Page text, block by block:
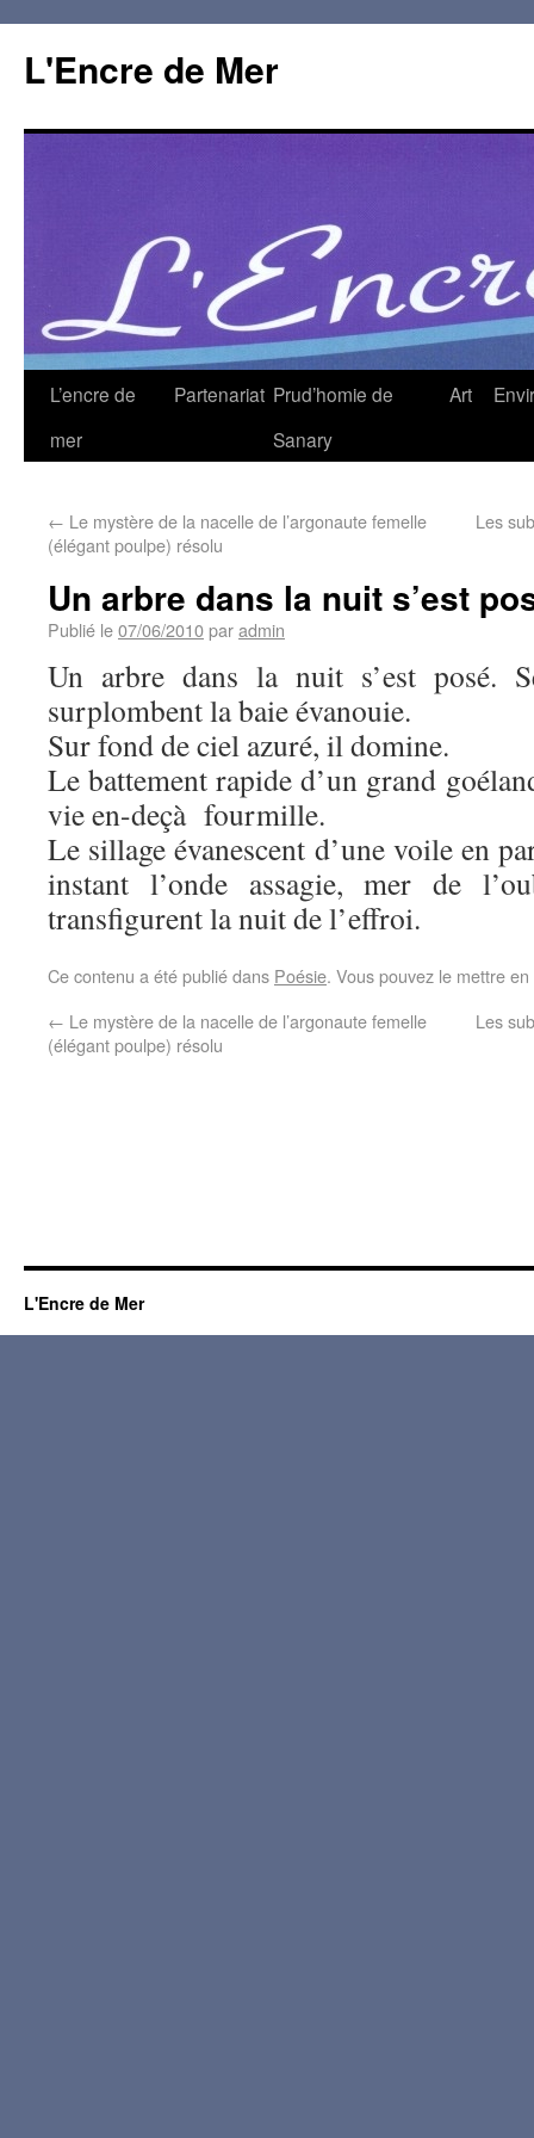
L'Encre de Mer
L’encre de
mer
Partenariat Prud’homie de
Sanary
Art
← Le mystère de la nacelle de l’argonaute femelle
(élégant poulpe) résolu
Les
Un arbre dans la nuit s’est
Publié le07/06/2010paradmin
Un arbre dans la nuit s’est posé.
surplombent la baie évanouie.
Sur fond de ciel azuré, il domine.
Le battement rapide d’un grand
vie en-deçà fourmille.
Le sillage évanescent d’une voile en
instant l’onde assagie, mer de
transfigurent la nuit de l’effroi.
Ce contenu a été publié dans Poésie. Vous pouvez le mettre
← Le mystère de la nacelle de l’argonaute femelle
(élégant poulpe) résolu
Les
L'Encre de Mer